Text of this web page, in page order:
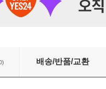
배송/반품/교환